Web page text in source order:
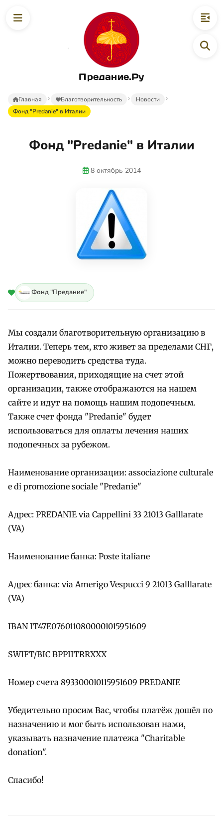
Предание.Ру
Главная Благотворительность
Новости
Фонд "Predanie" в Италии
Фонд "Predanie" в Италии
8 октябрь 2014
Фонд "Предание"
Мы создали благотворительную организацию в
Италии. Теперь тем, кто живет за пределами СНГ,
можно переводить средства туда.
Пожертвования, приходящие на счет этой
организации, также отображаются на нашем
сайте и идут на помощь нашим подопечным.
Также счет фонда "Predanie" будет
использоваться для оплаты лечения наших
подопечных за рубежом.
Наименование организации: associazione culturale
e di promozione sociale "Predanie"
Адрес: PREDANIE via Cappellini 33 21013 Galllarate
(VA)
Наименование банка: Poste italiane
Адрес банка: via Amerigo Vespucci 9 21013 Galllarate
(VA)
IBAN IT47E0760110800001015951609
SWIFT/BIC BPPIITRRXXX
Номер счета 893300010115951609 PREDANIE
Убедительно просим Вас, чтобы платёж дошёл по
назначению и мог быть использован нами,
указывать назначение платежа "Charitable
donation".
Спасибо!